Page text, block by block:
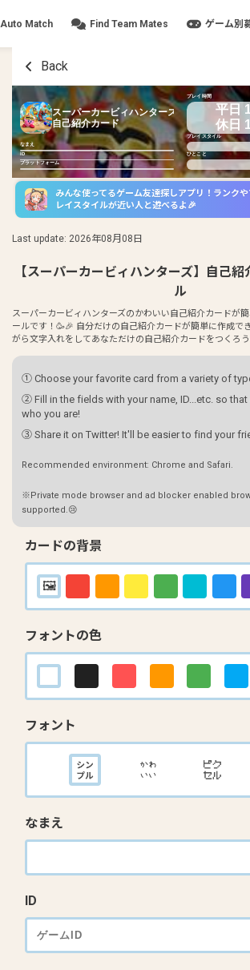
Auto Match Find Team Mates ゲーム別
Back
スーパーカービィハンターズ
自己紹介カード
なまえ
ID
プラットフォーム
プレイ時間
平日
休日
プレイスタイル
ひとこと
みんな使ってるゲーム友達探しアプリ！ランクや
レイスタイルが近い人と遊べるよ🎉
Last update: 2026年08月08日
【スーパーカービィハンターズ】自己
ル
スーパーカービィハンターズのかわいい自己紹介カードが
ールです！🥳🎉 自分だけの自己紹介カードが簡単に作成で
がら文字入れをしてあなただけの自己紹介カードをつくろう
① Choose your favorite card from a variety of
② Fill in the fields with your name, ID...etc. so
who you are!
③ Share it on Twitter! It'll be easier to find your
Recommended environment: Chrome and Safari.
※Private mode browser and ad blocker enabled
supported.😢
カードの背景
フォントの色
フォント
なまえ
ID